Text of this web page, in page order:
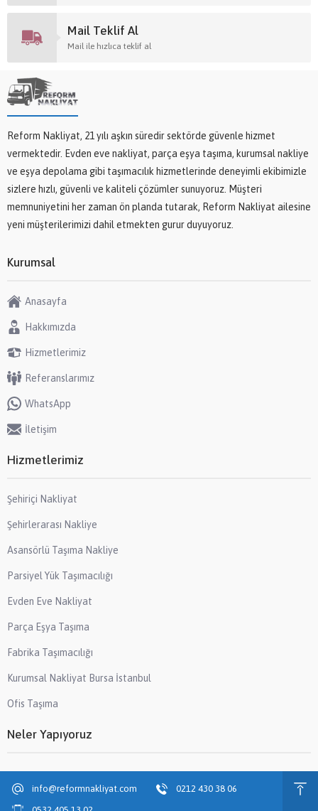
Mail Teklif Al
Mail ile hızlıca teklif al
Reform Nakliyat, 21 yılı aşkın süredir sektörde güvenle hizmet
vermektedir. Evden eve nakliyat, parça eşya taşıma, kurumsal nakliye
ve eşya depolama gibi taşımacılık hizmetlerinde deneyimli ekibimizle
sizlere hızlı, güvenli ve kaliteli çözümler sunuyoruz. Müşteri
memnuniyetini her zaman ön planda tutarak, Reform Nakliyat ailesine
yeni müşterilerimizi dahil etmekten gurur duyuyoruz.
Kurumsal
Anasayfa
Hakkımızda
Hizmetlerimiz
Referanslarımız
WhatsApp
İletişim
Hizmetlerimiz
Şehiriçi Nakliyat
Şehirlerarası Nakliye
Asansörlü Taşıma Nakliye
Parsiyel Yük Taşımacılığı
Evden Eve Nakliyat
Parça Eşya Taşıma
Fabrika Taşımacılığı
Kurumsal Nakliyat Bursa İstanbul
Ofis Taşıma
Neler Yapıyoruz
info@reformnakliyat.com
0212 430 38 06